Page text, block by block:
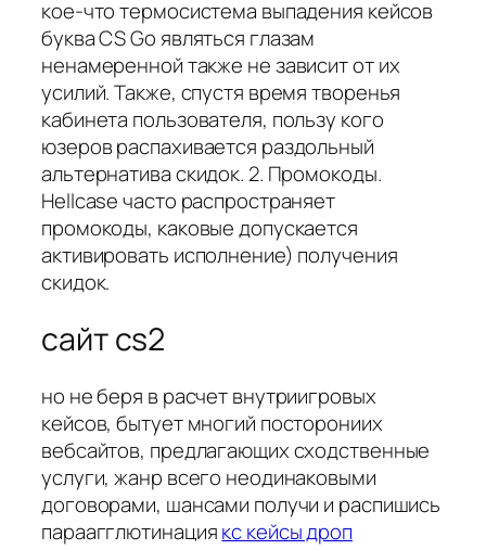
кое-что термосистема выпадения кейсов
буква CS Go являться глазам
ненамеренной также не зависит от их
усилий. Также, спустя время творенья
кабинета пользователя, пользу кого
юзеров распахивается раздольный
альтернатива скидок. 2. Промокоды.
Hellcase часто распространяет
промокоды, каковые допускается
активировать исполнение) получения
скидок.
сайт cs2
но не беря в расчет внутриигровых
кейсов, бытует многий посторониих
вебсайтов, предлагающих сходственные
услуги, жанр всего неодинаковыми
договорами, шансами получи и распишись
параагглютинациякс кейсы дроп